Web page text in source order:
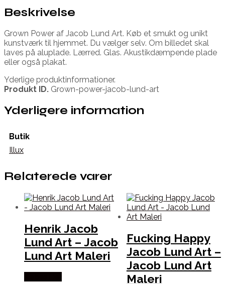
Beskrivelse
Grown Power af Jacob Lund Art. Køb et smukt og unikt
kunstværk til hjemmet. Du vælger selv. Om billedet skal
laves på aluplade. Lærred. Glas. Akustikdæmpende plade
eller også plakat.
Yderlige produktinformationer.
Produkt ID. Grown-power-jacob-lund-art
Yderligere information
Butik
Illux
Relaterede varer
Henrik Jacob
Lund Art – Jacob
Lund Art Maleri
Fucking Happy
Jacob Lund Art –
Jacob Lund Art
Maleri